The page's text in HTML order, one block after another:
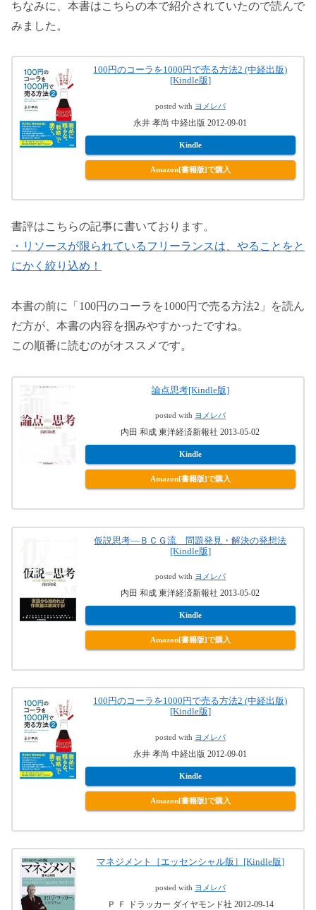
ちなみに、本書はこちらの本で紹介されていたので読んで
みました。
100円のコーラを1000円で売る方法2 (中経出版)
[Kindle版]
posted with ヨメレバ
永井 孝尚 中経出版 2012-09-01
Kindle
Amazon[書籍版]で購入
書評はこちらの記事に書いております。
・リソースが限られているフリーランスは、やることをと
にかく絞り込め！
本書の前に「100円のコーラを1000円で売る方法2」を読ん
だ方が、本書の内容を掴みやすかったですね。
この順番に読むのがオススメです。
論点思考[Kindle版]
posted with ヨメレバ
内田 和成 東洋経済新報社 2013-05-02
Kindle
Amazon[書籍版]で購入
仮説思考―ＢＣＧ流 問題発見・解決の発想法
[Kindle版]
posted with ヨメレバ
内田 和成 東洋経済新報社 2013-05-02
Kindle
Amazon[書籍版]で購入
100円のコーラを1000円で売る方法2 (中経出版)
[Kindle版]
posted with ヨメレバ
永井 孝尚 中経出版 2012-09-01
Kindle
Amazon[書籍版]で購入
マネジメント［エッセンシャル版］[Kindle版]
posted with ヨメレバ
Ｐ Ｆ ドラッカー ダイヤモンド社 2012-09-14